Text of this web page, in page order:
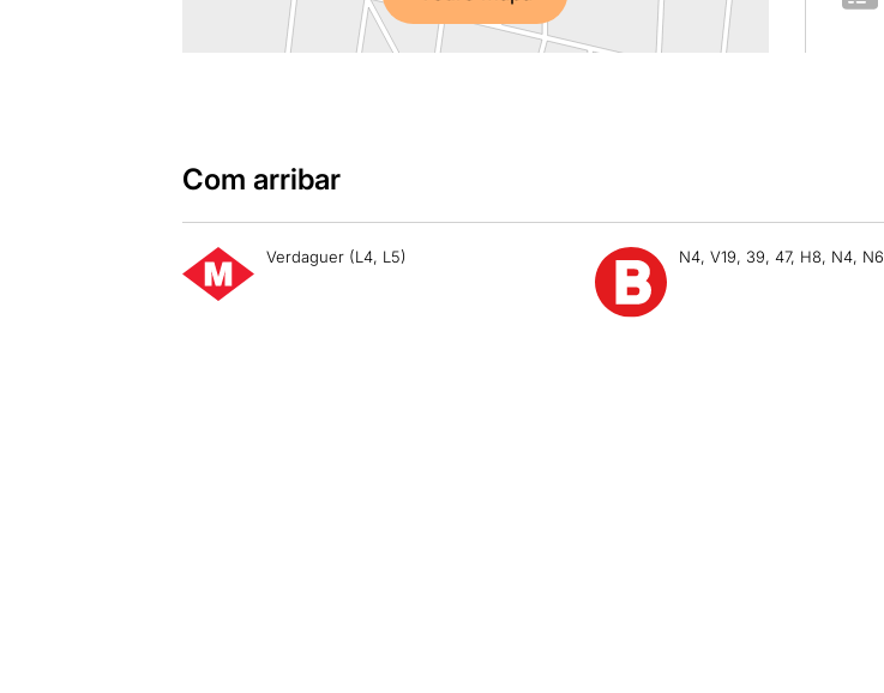
Com arribar
Verdaguer (L4, L5) N4, V19, 39, 47, H8, N4, N6